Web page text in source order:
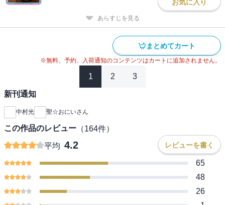
お気に入り
あらすじを見る
まとめてカート
※無料、予約、入荷通知のコンテンツはカートに追加されません。
1 2 3
新刊通知
中村光 聖☆おにいさん
この作品のレビュー （164件）
平均 4.2 レビューを書く
65
48
26